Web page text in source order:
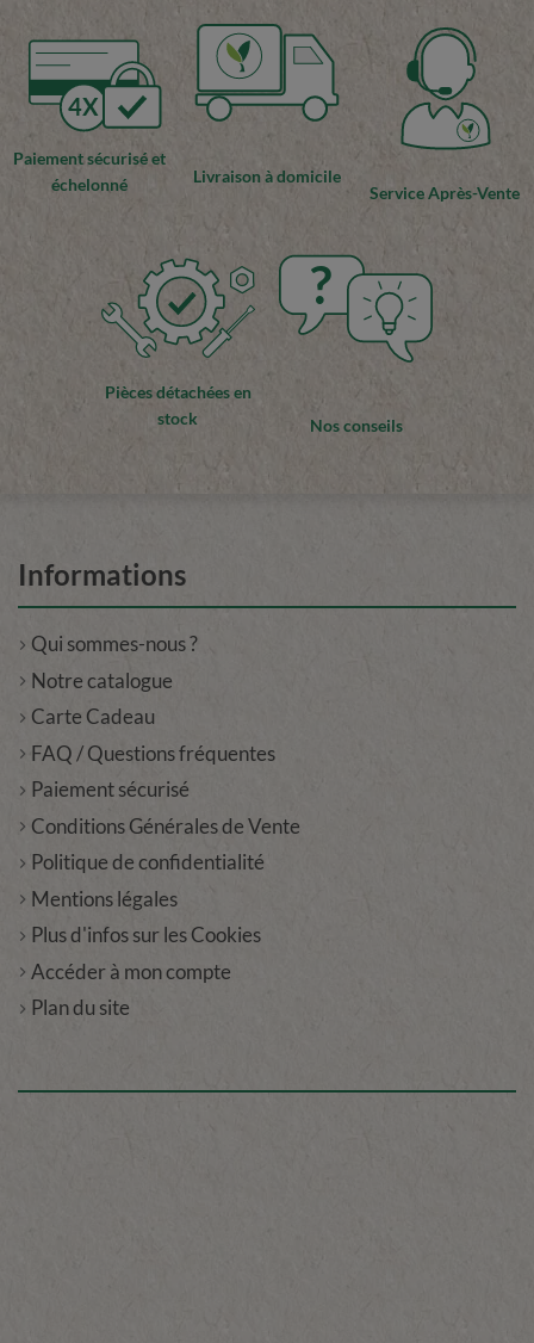
4X
Paiement sécurisé et
échelonné
Livraison à domicile
Service Après-Vente
Pièces détachées en
stock
?
Nos conseils
Informations
Qui sommes-nous ?
Notre catalogue
Carte Cadeau
FAQ / Questions fréquentes
Paiement sécurisé
Conditions Générales de Vente
Politique de confidentialité
Mentions légales
Plus d'infos sur les Cookies
Accéder à mon compte
Plan du site